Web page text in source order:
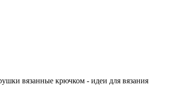
вязанные крючком - идеи для вязания